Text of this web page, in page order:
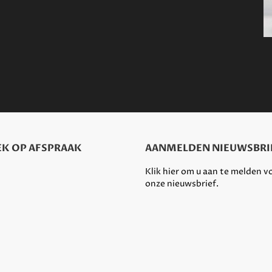
OP AFSPRAAK AANMELDEN
Klik hier om u aan te melden
onze nieuwsbrief.